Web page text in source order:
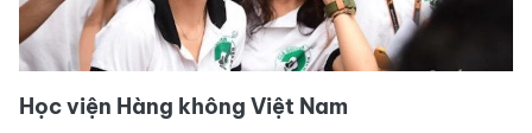
Học viện Hàng không Việt Nam